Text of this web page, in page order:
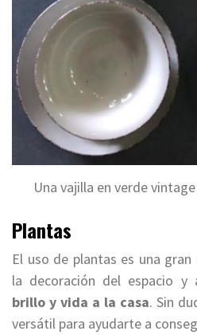
Una vajilla en verde
Plantas
El uso de plantas es una
la decoración del espacio y
brillo y vida a la casa. Sin
versátil para ayudarte a